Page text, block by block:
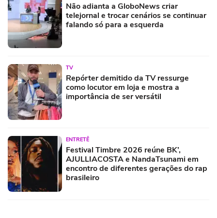
Não adianta a GloboNews criar
telejornal e trocar cenários se continuar
falando só para a esquerda
TV
Repórter demitido da TV ressurge
como locutor em loja e mostra a
importância de ser versátil
ENTRETÊ
Festival Timbre 2026 reúne BK’,
AJULLIACOSTA e NandaTsunami em
encontro de diferentes gerações do rap
brasileiro